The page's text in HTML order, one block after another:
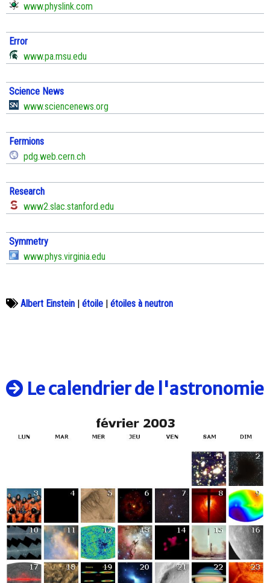
www.physlink.com
Error
www.pa.msu.edu
Science News
www.sciencenews.org
Fermions
pdg.web.cern.ch
Research
www2.slac.stanford.edu
Symmetry
www.phys.virginia.edu
Albert Einstein étoile étoiles à neutron
Le calendrier de l'astronomie